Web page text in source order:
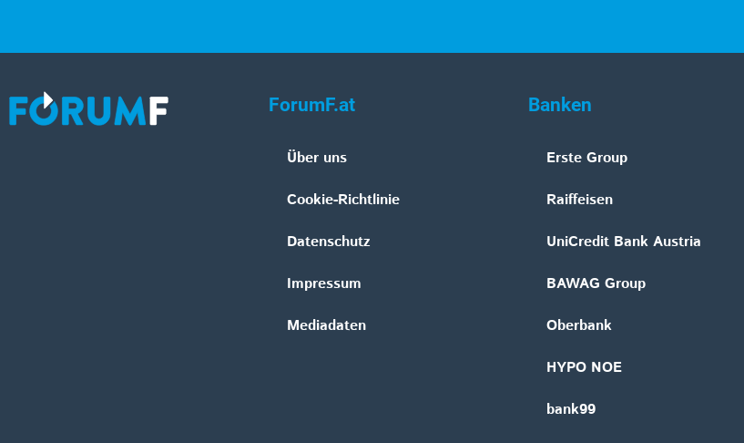
ForumF.at
Über uns
Cookie-Richtlinie
Datenschutz
Impressum
Mediadaten
Banken
Erste Group
Raiffeisen
UniCredit Bank Austria
BAWAG Group
Oberbank
HYPO NOE
bank99